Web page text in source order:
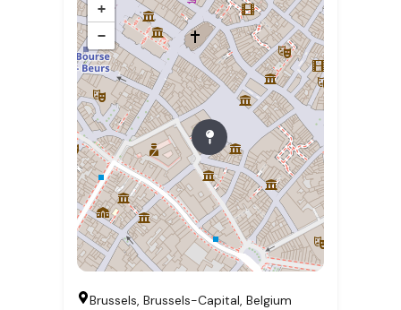
+
−
Brussels, Brussels-Capital, Belgium